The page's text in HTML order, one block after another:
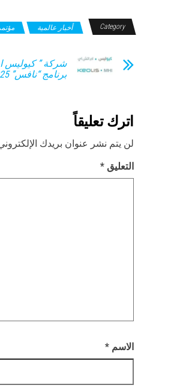
Category أخبار عالمية
شركة ” كيوليس
برنامج “نافس” 2025
اترك تعليقاً
لن يتم نشر عنوان بريدك
التعليق *
الاسم *